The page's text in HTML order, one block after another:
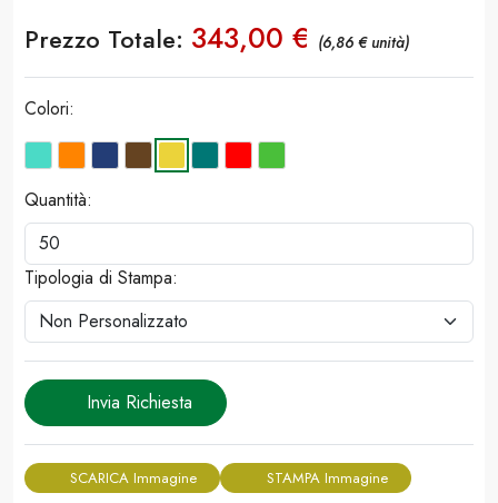
Prezzo Totale: 343,00 € (6,86 € unità)
Colori:
Quantità:
Tipologia di Stampa:
Invia Richiesta
SCARICA Immagine STAMPA Immagine